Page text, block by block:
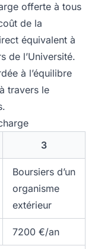
offerte à tous
de la
équivalent à
de l’Université.
à l’équilibre
travers le
3
Boursiers d’un
organisme
extérieur
7200 €/an